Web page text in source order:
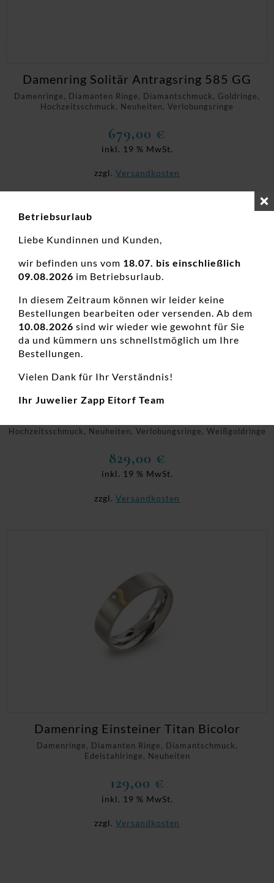
Damenringe, Diamanten Ringe, Diamantschmuck, Goldringe,
Hochzeitsschmuck, Neuheiten, Verlobungsringe
Damenring Solitär Antragsring 585 GG
679,00 €
inkl. 19 % MwSt.
zzgl. Versandkosten
Hochzeitsschmuck, Neuheiten, Verlobungsringe, Weißgoldringe
Damenring Solitär Antragsring 585 WG
829,00 €
inkl. 19 % MwSt.
zzgl. Versandkosten
Damenringe, Diamanten Ringe, Diamantschmuck,
Edelstahlringe, Neuheiten
Damenring Einsteiner Titan Bicolor
129,00 €
inkl. 19 % MwSt.
zzgl. Versandkosten
Betriebsurlaub
Liebe Kundinnen und Kunden,
wir befinden uns vom 18.07. bis einschließlich
09.08.2026 im Betriebsurlaub.
In diesem Zeitraum können wir leider keine
Bestellungen bearbeiten oder versenden. Ab dem
10.08.2026 sind wir wieder wie gewohnt für Sie
da und kümmern uns schnellstmöglich um Ihre
Bestellungen.
Vielen Dank für Ihr Verständnis!
Ihr Juwelier Zapp Eitorf Team